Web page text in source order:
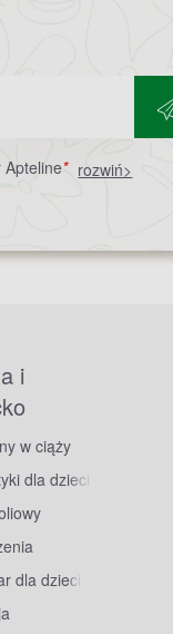
Apteline* rozwiń>
i
w ciąży
dla dzieci
dla dzieci